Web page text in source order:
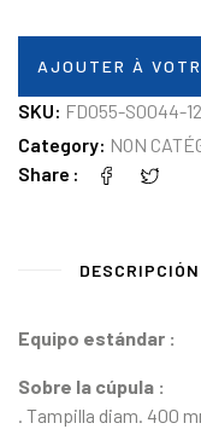
AJOUTER À
SKU: FD055-S0044-
Category: NON
Share
DESCRIPCIÓN
Equipo estándar :
Sobre la cúpula :
. Tampilla diam. 400